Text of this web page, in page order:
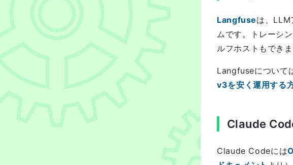
Langfuseは、LLM
ムです。トレーシ
ルフホストもでき
Langfuseについて
v3を安く運用する
Claude
Claude Codeには